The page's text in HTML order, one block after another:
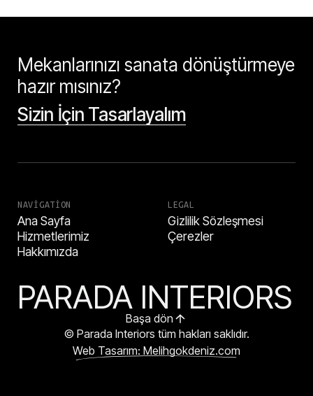
Mekanlarınızı sanata dönüştürmeye
hazır mısınız?
Sizin İçin Tasarlayalım
NAVIGATION
Ana Sayfa
Hizmetlerimiz
Hakkımızda
LEGAL
Gizlilik Sözleşmesi
Çerezler
PARADA INTERIORS
Başa dön
© Parada Interiors tüm hakları saklıdır.
Web Tasarım: Melihgokdeniz.com